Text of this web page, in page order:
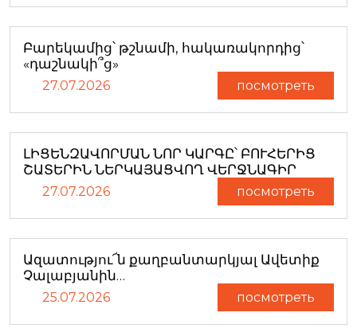
Բարեկամից՝ թշնամի, հակառակորդից՝
«դաշնակի՞ց»
27.07.2026 посмотреть
ԼԻՑԵՆԶԱՎՈՐՄԱՆ ՆՈՐ ԿԱՐԳԸ՝ ԲՈՒՀԵՐԻՑ
ՇԱՏԵՐԻՆ ՆԵՐԿԱՅԱՑՎՈՂ ՎԵՐՋՆԱԳԻՐ
27.07.2026 посмотреть
Ազատությու՜ն քաղբանտարկյալ Ավետիք
Չալաբյանին…
25.07.2026 посмотреть